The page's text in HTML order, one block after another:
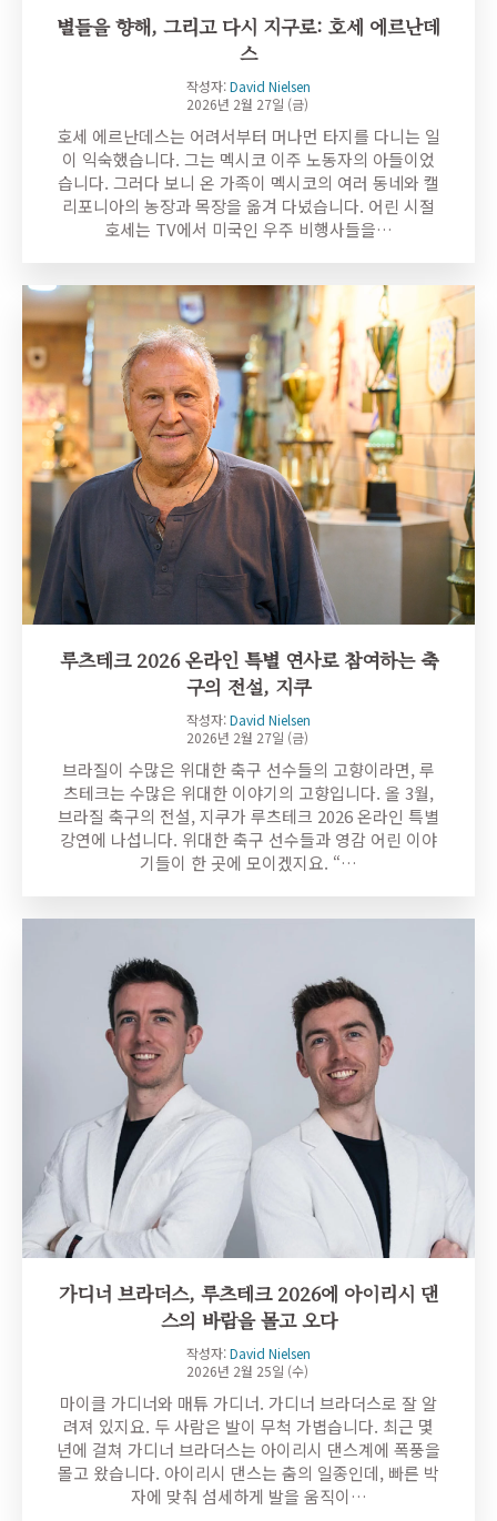
별들을 향해, 그리고 다시 지구로: 호세 에르난데
스
작성자:David Nielsen
2026년 2월 27일 (금)
호세 에르난데스는 어려서부터 머나먼 타지를 다니는 일
이 익숙했습니다. 그는 멕시코 이주 노동자의 아들이었
습니다. 그러다 보니 온 가족이 멕시코의 여러 동네와 캘
리포니아의 농장과 목장을 옮겨 다녔습니다. 어린 시절
호세는 TV에서 미국인 우주 비행사들을…
루츠테크 2026 온라인 특별 연사로 참여하는 축
구의 전설, 지쿠
작성자:David Nielsen
2026년 2월 27일 (금)
브라질이 수많은 위대한 축구 선수들의 고향이라면, 루
츠테크는 수많은 위대한 이야기의 고향입니다. 올 3월,
브라질 축구의 전설, 지쿠가 루츠테크 2026 온라인 특별
강연에 나섭니다. 위대한 축구 선수들과 영감 어린 이야
기들이 한 곳에 모이겠지요. “…
가디너 브라더스, 루츠테크 2026에 아이리시 댄
스의 바람을 몰고 오다
작성자:David Nielsen
2026년 2월 25일 (수)
마이클 가디너와 매튜 가디너. 가디너 브라더스로 잘 알
려져 있지요. 두 사람은 발이 무척 가볍습니다. 최근 몇
년에 걸쳐 가디너 브라더스는 아이리시 댄스계에 폭풍을
몰고 왔습니다. 아이리시 댄스는 춤의 일종인데, 빠른 박
자에 맞춰 섬세하게 발을 움직이…